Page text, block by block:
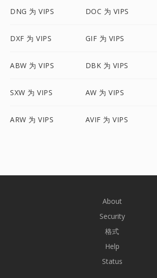
DNG 为 VIPS DOC 为 VIPS
DXF 为 VIPS GIF 为 VIPS
ABW 为 VIPS DBK 为 VIPS
SXW 为 VIPS AW 为 VIPS
ARW 为 VIPS AVIF 为 VIPS
About
Security
格式
Help
Status